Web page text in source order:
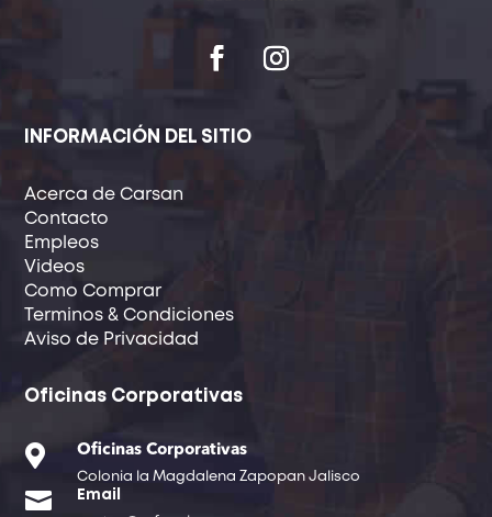
INFORMACIÓN DEL SITIO
Acerca de Carsan
Contacto
Empleos
Videos
Como Comprar
Terminos & Condiciones
Aviso de Privacidad
Oficinas Corporativas
 Oficinas Corporativas
Colonia la Magdalena Zapopan Jalisco
 Email